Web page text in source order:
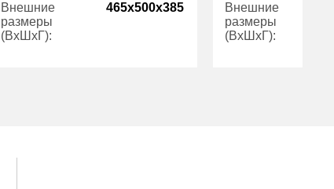
Внешние
размеры
(ВхШхГ):
465x500x385
Внешние
размеры
(ВхШхГ):